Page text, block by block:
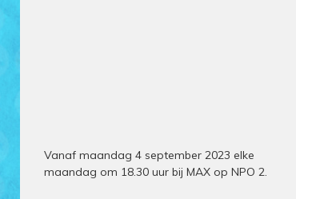
Vanaf maandag 4 september 2023 elke
maandag om 18.30 uur bij MAX op NPO 2.